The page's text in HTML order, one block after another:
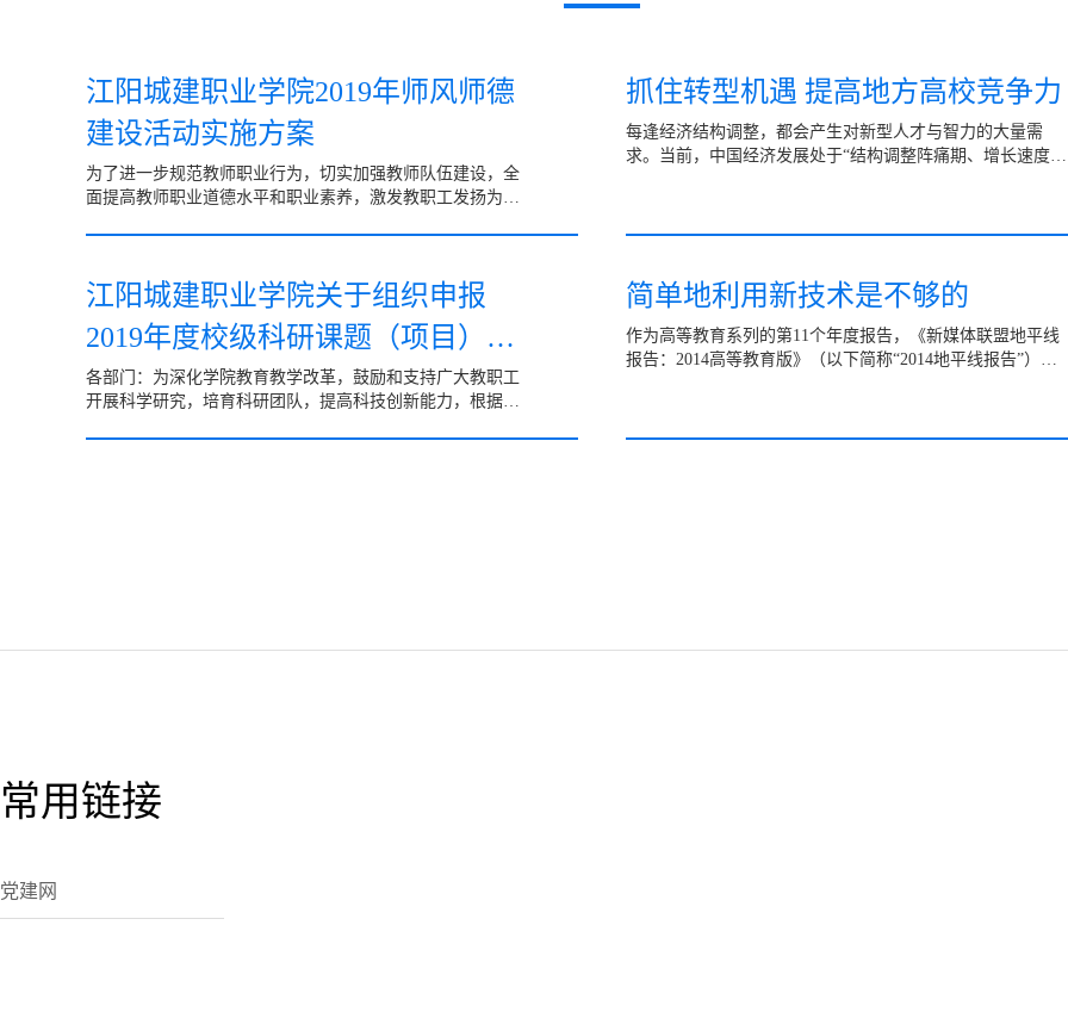
江阳城建职业学院2019年师风师德
建设活动实施方案
为了进一步规范教师职业行为，切实加强教师队伍建设，全
面提高教师职业道德水平和职业素养，激发教职工发扬为人
抓住转型机遇 提高地方高校竞争力
每逢经济结构调整，都会产生对新型人才与智力的大量需
求。当前，中国经济发展处于“结构调整阵痛期、增长速度换
江阳城建职业学院关于组织申报
2019年度校级科研课题（项目）的
通知
各部门：为深化学院教育教学改革，鼓励和支持广大教职工
开展科学研究，培育科研团队，提高科技创新能力，根据学
简单地利用新技术是不够的
作为高等教育系列的第11个年度报告，《新媒体联盟地平线
报告：2014高等教育版》（以下简称“2014地平线报告”）由
常用链接
党建网